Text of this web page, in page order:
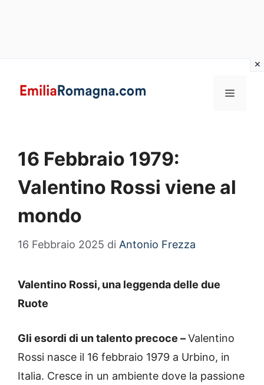
MENU
16 Febbraio 1979:
Valentino Rossi viene al
mondo
16 Febbraio 2025 di Antonio Frezza
Valentino Rossi, una leggenda delle due
Ruote
Gli esordi di un talento precoce –Valentino
Rossi nasce il 16 febbraio 1979 a Urbino, in
Italia. Cresce in un ambiente dove la passione